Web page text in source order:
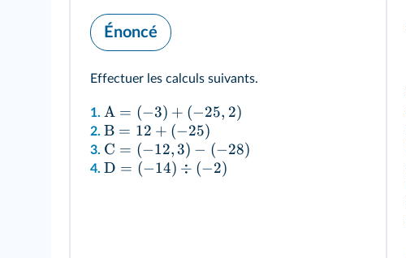
Énoncé
Effectuer les calculs suivants.
1. A = (−3) + (−25, 2)
2. B = 12 + (−25)
3. C = (−12,3) − (−28)
4. D = (−14) ÷ (−2)